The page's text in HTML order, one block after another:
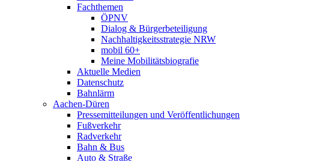
Fachthemen
ÖPNV
Dialog & Bürgerbeteiligung
Nachhaltigkeitsstrategie NRW
mobil 60+
Meine Mobilitätsbiografie
Aktuelle Medien
Datenschutz
Bahnlärm
Aachen-Düren
Pressemitteilungen und Veröffentlichungen
Fußverkehr
Radverkehr
Bahn & Bus
Auto & Straße